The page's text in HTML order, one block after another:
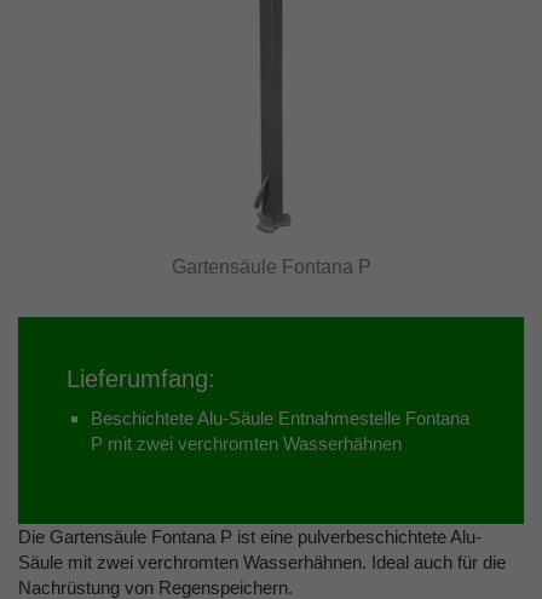
Gartensäule Fontana P
Lieferumfang:
Beschichtete Alu-Säule Entnahmestelle Fontana
P mit zwei verchromten Wasserhähnen
Die Gartensäule Fontana P ist eine pulverbeschichtete Alu-
Säule mit zwei verchromten Wasserhähnen. Ideal auch für die
Nachrüstung von Regenspeichern.